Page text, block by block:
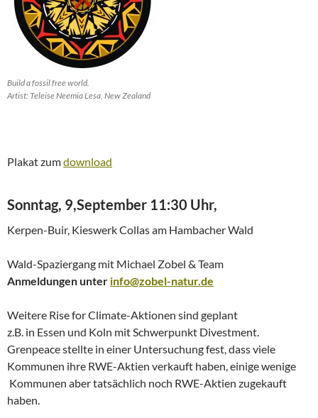
Build a fossil free world.
Artist: Teleise Neemia Lesa, New Zealand
Plakat zumdownload
Sonntag, 9,September 11:30 Uhr,
Kerpen-Buir, Kieswerk Collas am Hambacher Wald
Wald-Spaziergang mit Michael Zobel & Team
Anmeldungen unter info@zobel-natur.de
Weitere Rise for Climate-Aktionen sind geplant
z.B. in Essen und Koln mit Schwerpunkt Divestment.
Grenpeace stellte in einer Untersuchung fest, dass viele
Kommunen ihre RWE-Aktien verkauft haben, einige wenige
Kommunen aber tatsächlich noch RWE-Aktien zugekauft
haben.